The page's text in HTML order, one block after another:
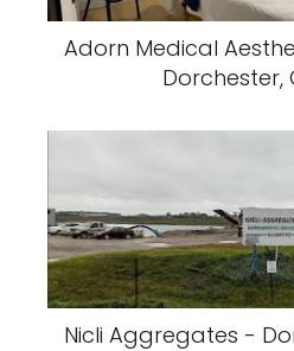
Adorn Medical
Dorchester,
Nicli Aggregates -